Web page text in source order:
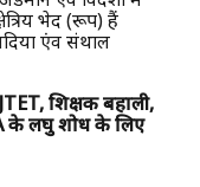
भेद (रूप) हैं
एंव संथाल
शिक्षक बहाली,
के लघु शोध के लिए